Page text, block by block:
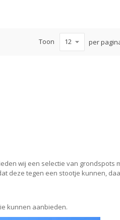
Toon per
wij een selectie van grondspots
deze tegen een stootje kunnen,
kunnen aanbieden.